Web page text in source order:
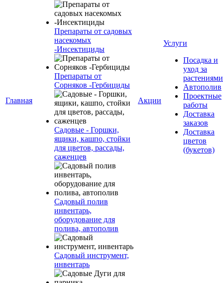
Главная
Препараты от садовых
насекомых
-Инсектициды
Препараты от
Сорняков -Гербициды
Садовые - Горшки,
ящики, кашпо, стойки
для цветов, рассады,
саженцев
Садовый полив
инвентарь,
оборудование для
полива, автополив
Садовый инструмент,
инвентарь
Акции
Услуги
Посадка и
уход за
растениями
Автополив
Проектные
работы
Доставка
заказов
Доставка
цветов
(букетов)